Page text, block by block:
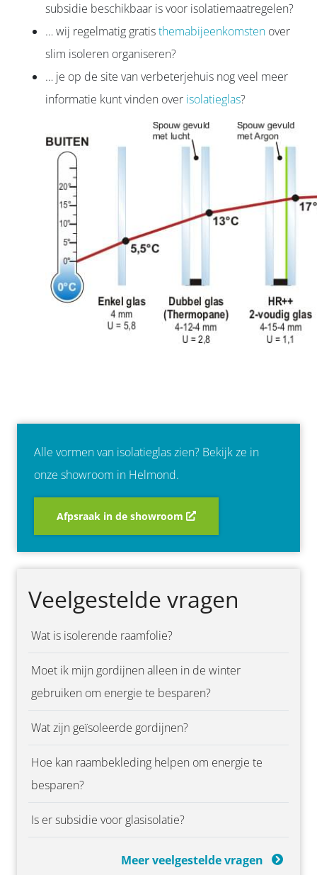
subsidie beschikbaar is voor isolatiemaatregelen?
… wij regelmatig gratisthemabijeenkomsten over
slim isoleren organiseren?
… je op de site van verbeterjehuis nog veel meer
informatie kunt vinden over isolatieglas?
Alle vormen van isolatieglas zien? Bekijk ze in
onze showroom in Helmond.
Afpsraak in de showroom
Veelgestelde vragen
Wat is isolerende raamfolie?
Moet ik mijn gordijnen alleen in de winter
gebruiken om energie te besparen?
Wat zijn geïsoleerde gordijnen?
Hoe kan raambekleding helpen om energie te
besparen?
Is er subsidie voor glasisolatie?
Meer veelgestelde vragen